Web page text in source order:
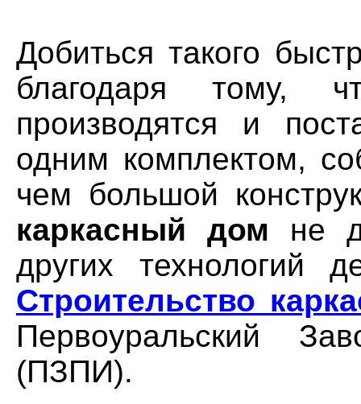
Добиться такого
благодаря тому,
производятся и
одним комплектом,
чем большой
каркасный дом не
других технологий
Строительство
Первоуральский
(ПЗПИ).